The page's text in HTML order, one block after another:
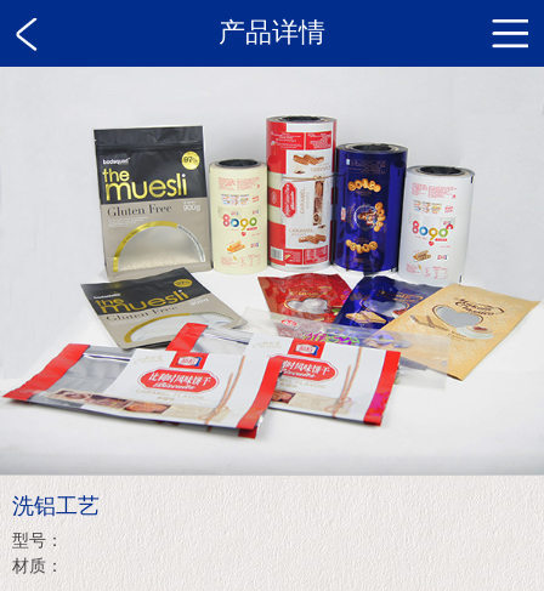
产品详情
洗铝工艺
型号：
材质：